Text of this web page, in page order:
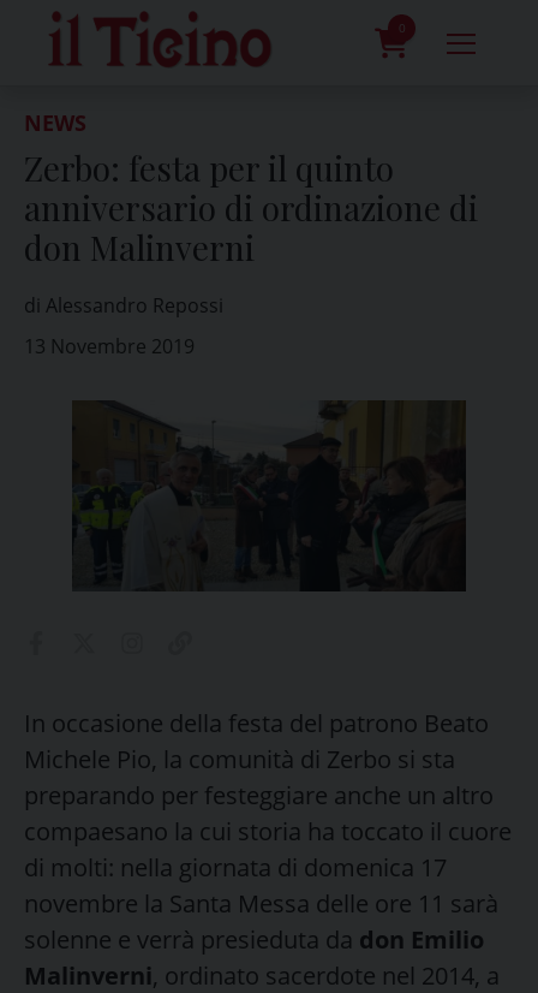
content
0
NEWS
Zerbo: festa per il quinto
anniversario di ordinazione di
don Malinverni
di Alessandro Repossi
13 Novembre 2019
In occasione della festa del patrono Beato
Michele Pio, la comunità di Zerbo si sta
preparando per festeggiare anche un altro
compaesano la cui storia ha toccato il cuore
di molti: nella giornata di domenica 17
novembre la Santa Messa delle ore 11 sarà
solenne e verrà presieduta da don Emilio
Malinverni, ordinato sacerdote nel 2014, a